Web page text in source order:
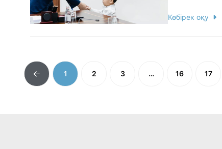
Көбірек оқу
1 2 3 … 16 17